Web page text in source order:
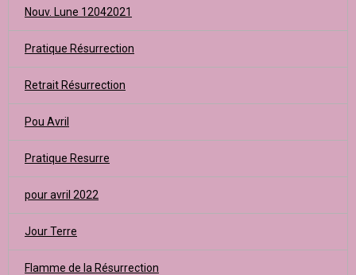
Nouv. Lune 12042021
Pratique Résurrection
Retrait Résurrection
Pou Avril
Pratique Resurre
pour avril 2022
Jour Terre
Flamme de la Résurrection